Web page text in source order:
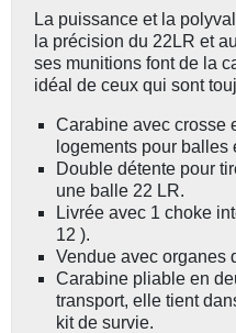
La puissance et la
la précision du 22LR et
ses munitions font de la
idéal de ceux qui sont
Carabine avec crosse
logements pour balles
Double détente pour
une balle 22 LR.
Livrée avec 1 choke
12 ).
Vendue avec organes
Carabine pliable en
transport, elle tient
kit de survie.